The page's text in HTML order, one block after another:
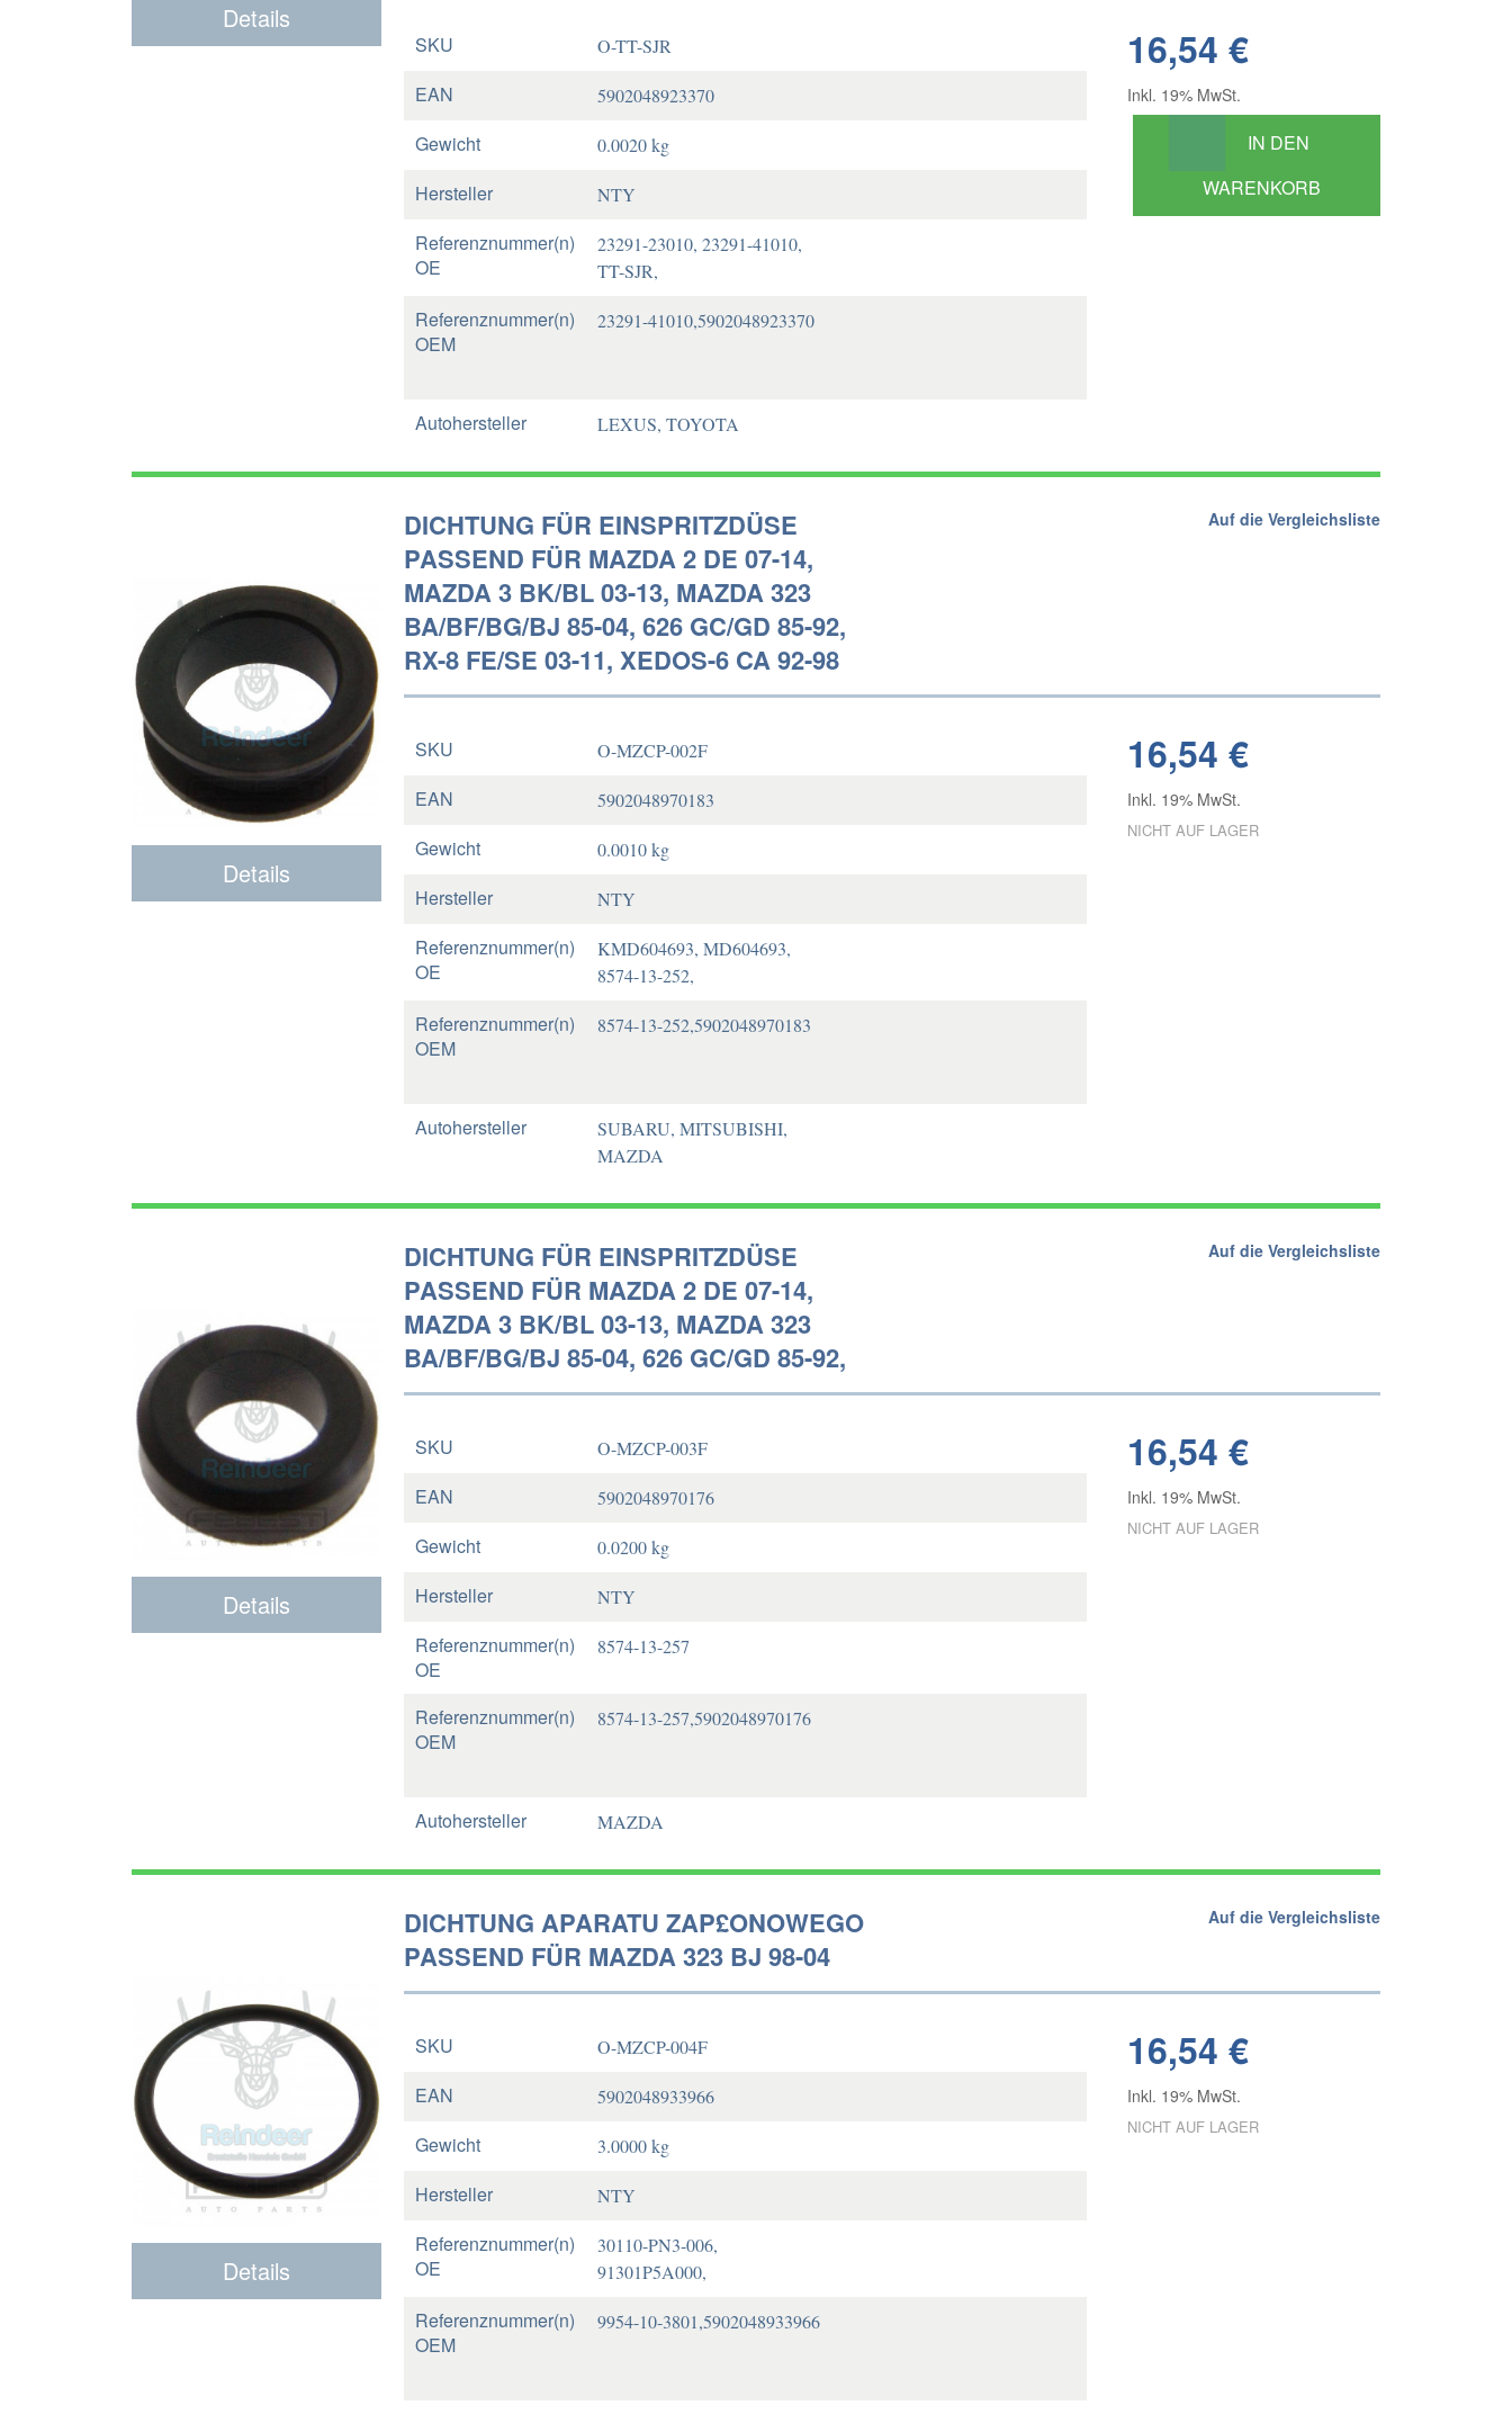
Details
16,54 €
Inkl. 19% MwSt.
IN DEN
WARENKORB
SKU O-TT-SJR
EAN 5902048923370
Gewicht 0.0020 kg
Hersteller NTY
Referenznummer(n)
OE
23291-23010, 23291-41010,
TT-SJR,
Referenznummer(n)
OEM
23291-41010,5902048923370
Autohersteller LEXUS, TOYOTA
Details
DICHTUNG FÜR EINSPRITZDÜSE
PASSEND FÜR MAZDA 2 DE 07-14,
MAZDA 3 BK/BL 03-13, MAZDA 323
BA/BF/BG/BJ 85-04, 626 GC/GD 85-92,
RX-8 FE/SE 03-11, XEDOS-6 CA 92-98
Auf die Vergleichsliste
16,54 €
Inkl. 19% MwSt.
NICHT AUF LAGER
SKU O-MZCP-002F
EAN 5902048970183
Gewicht 0.0010 kg
Hersteller NTY
Referenznummer(n)
OE
KMD604693, MD604693,
8574-13-252,
Referenznummer(n)
OEM
8574-13-252,5902048970183
Autohersteller
SUBARU, MITSUBISHI,
MAZDA
Details
DICHTUNG FÜR EINSPRITZDÜSE
PASSEND FÜR MAZDA 2 DE 07-14,
MAZDA 3 BK/BL 03-13, MAZDA 323
BA/BF/BG/BJ 85-04, 626 GC/GD 85-92,
Auf die Vergleichsliste
16,54 €
Inkl. 19% MwSt.
NICHT AUF LAGER
SKU O-MZCP-003F
EAN 5902048970176
Gewicht 0.0200 kg
Hersteller NTY
Referenznummer(n)
OE
8574-13-257
Referenznummer(n)
OEM
8574-13-257,5902048970176
Autohersteller MAZDA
Details
DICHTUNG APARATU ZAP£ONOWEGO
PASSEND FÜR MAZDA 323 BJ 98-04
Auf die Vergleichsliste
16,54 €
Inkl. 19% MwSt.
NICHT AUF LAGER
SKU O-MZCP-004F
EAN 5902048933966
Gewicht 3.0000 kg
Hersteller NTY
Referenznummer(n)
OE
30110-PN3-006,
91301P5A000,
Referenznummer(n)
OEM
9954-10-3801,5902048933966